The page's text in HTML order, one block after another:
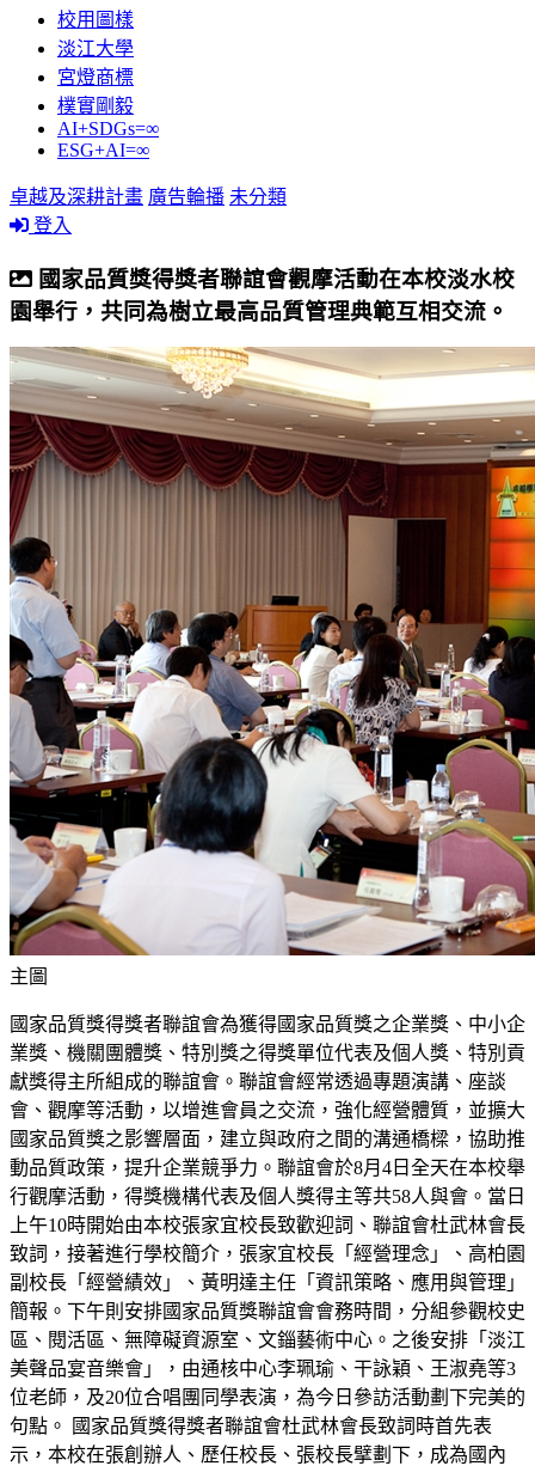
校用圖樣
淡江大學
宮燈商標
樸實剛毅
AI+SDGs=∞
ESG+AI=∞
卓越及深耕計畫 廣告輪播 未分類
登入
國家品質獎得獎者聯誼會觀摩活動在本校淡水校
園舉行，共同為樹立最高品質管理典範互相交流。
主圖
國家品質獎得獎者聯誼會為獲得國家品質獎之企業獎、中小企
業獎、機關團體獎、特別獎之得獎單位代表及個人獎、特別貢
獻獎得主所組成的聯誼會。聯誼會經常透過專題演講、座談
會、觀摩等活動，以增進會員之交流，強化經營體質，並擴大
國家品質獎之影響層面，建立與政府之間的溝通橋樑，協助推
動品質政策，提升企業競爭力。聯誼會於8月4日全天在本校舉
行觀摩活動，得獎機構代表及個人獎得主等共58人與會。當日
上午10時開始由本校張家宜校長致歡迎詞、聯誼會杜武林會長
致詞，接著進行學校簡介，張家宜校長「經營理念」、高柏園
副校長「經營績效」、黃明達主任「資訊策略、應用與管理」
簡報。下午則安排國家品質獎聯誼會會務時間，分組參觀校史
區、閱活區、無障礙資源室、文錙藝術中心。之後安排「淡江
美聲品宴音樂會」，由通核中心李珮瑜、干詠穎、王淑堯等3
位老師，及20位合唱團同學表演，為今日參訪活動劃下完美的
句點。 國家品質獎得獎者聯誼會杜武林會長致詞時首先表
示，本校在張創辦人、歷任校長、張校長擘劃下，成為國內